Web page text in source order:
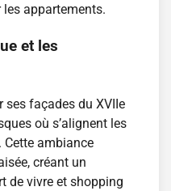
appartements.
et les
ses façades du XVIIe
où s’alignent les
Cette ambiance
créant un
de vivre et shopping